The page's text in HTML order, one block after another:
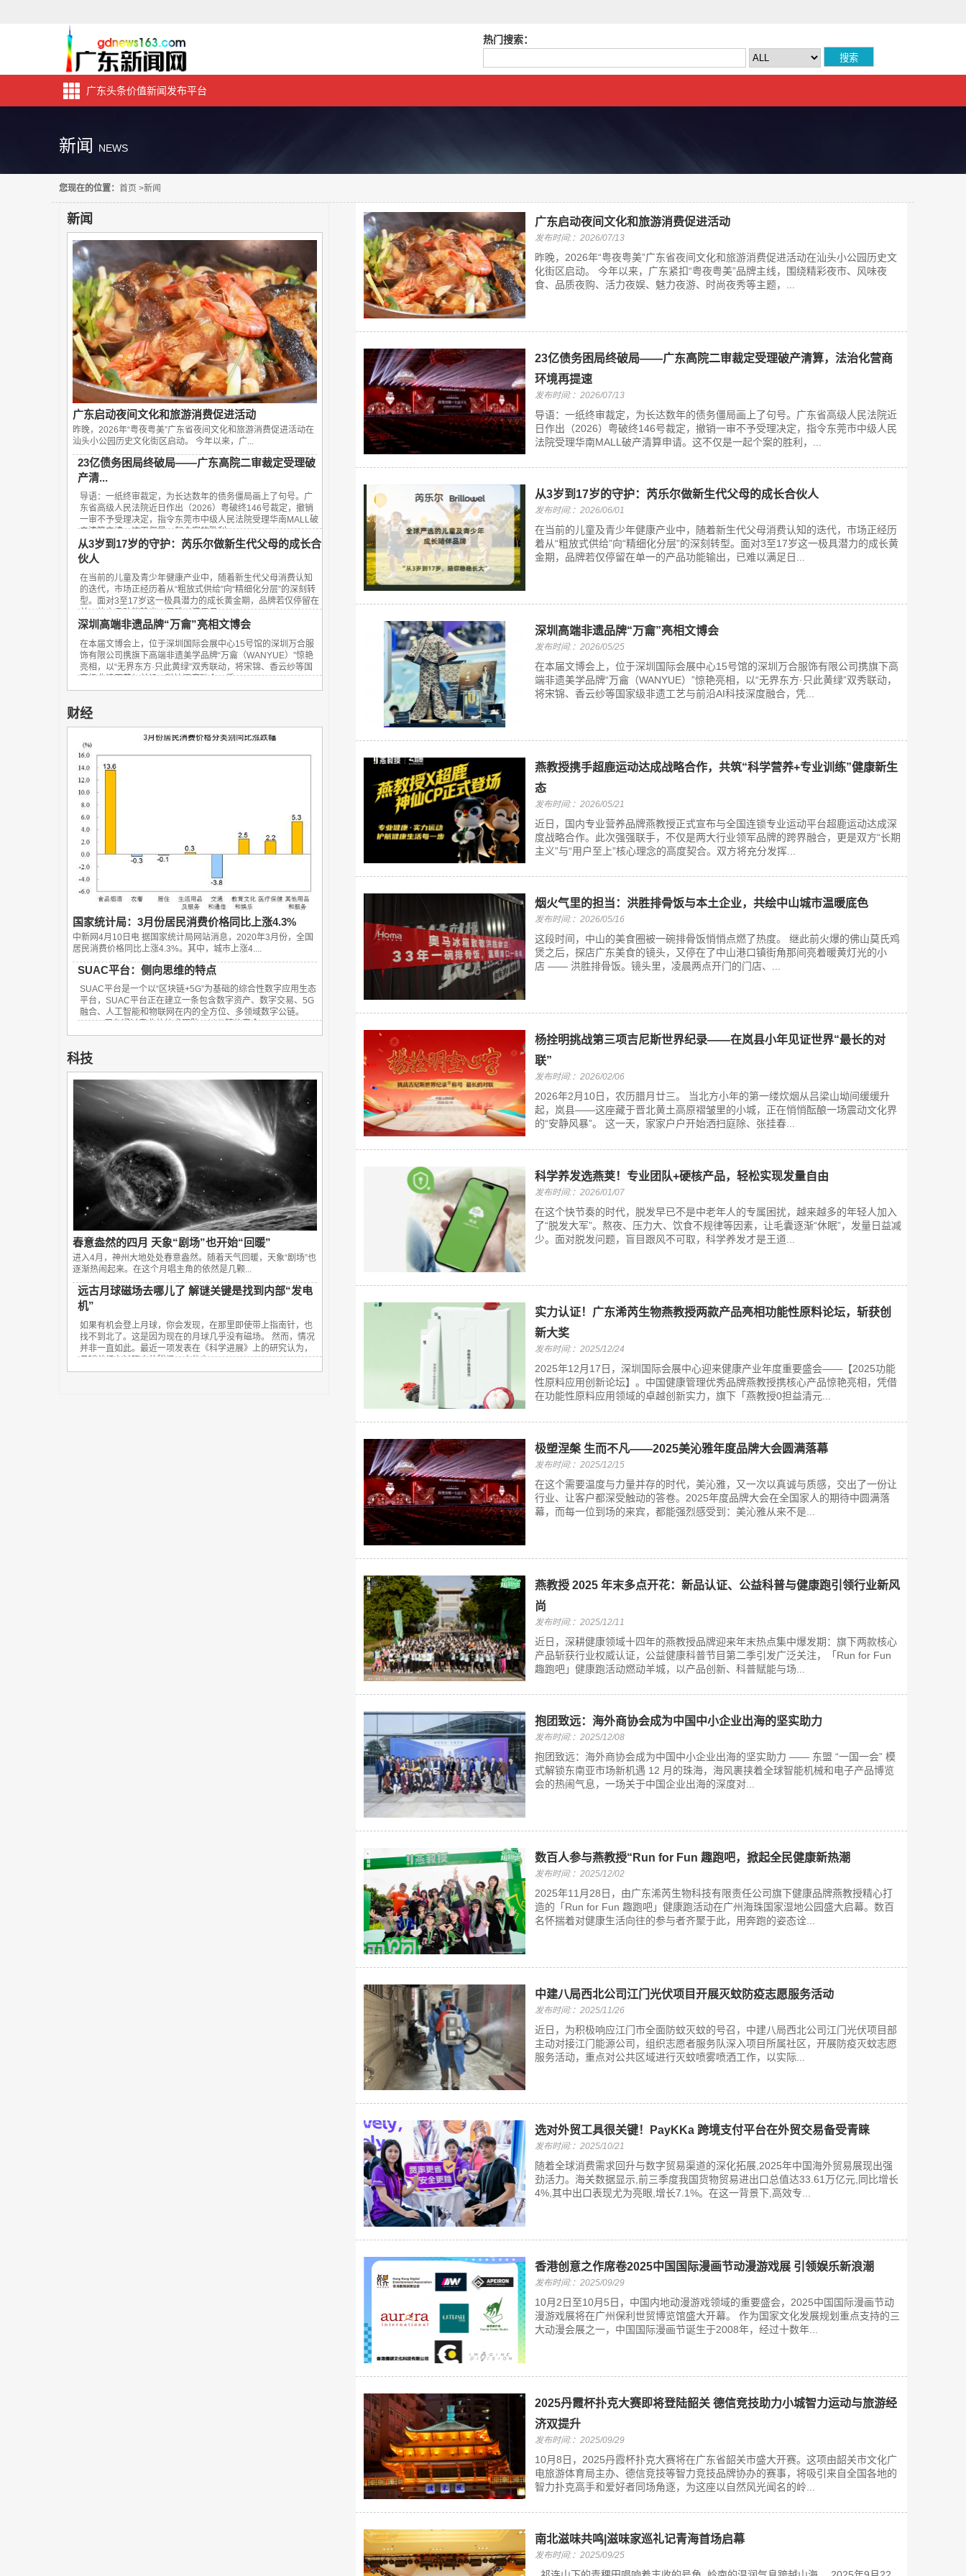
热门搜索：
广东头条价值新闻发布平台
新闻 NEWS
您现在的位置： 首页 >新闻
新闻
广东启动夜间文化和旅游消费促进活动
昨晚，2026年“粤夜粤美”广东省夜间文化和旅游消费促进活动在
汕头小公园历史文化街区启动。 今年以来，广...
23亿债务困局终破局——广东高院二审裁定受理破
产清...
导语：一纸终审裁定，为长达数年的债务僵局画上了句号。广
东省高级人民法院近日作出（2026）粤破终146号裁定，撤销
一审不予受理决定，指令东莞市中级人民法院受理华南MALL破
产清算申请。这不仅是一起个案的胜利，...
从3岁到17岁的守护：芮乐尔做新生代父母的成长合
伙人
在当前的儿童及青少年健康产业中，随着新生代父母消费认知
的迭代，市场正经历着从“粗放式供给”向“精细化分层”的深刻转
型。面对3至17岁这一极具潜力的成长黄金期，品牌若仅停留在
单一的产品功能输出，已难以满足日...
深圳高端非遗品牌“万龠”亮相文博会
在本届文博会上，位于深圳国际会展中心15号馆的深圳万合服
饰有限公司携旗下高端非遗美学品牌“万龠（WANYUE）”惊艳
亮相，以“无界东方·只此黄绿”双秀联动，将宋锦、香云纱等国
家级非遗工艺与前沿AI科技深度融合，凭...
财经
国家统计局：3月份居民消费价格同比上涨4.3%
中新网4月10日电 据国家统计局网站消息，2020年3月份，全国
居民消费价格同比上涨4.3%。其中，城市上涨4....
SUAC平台：侧向思维的特点
SUAC平台是一个以“区块链+5G”为基础的综合性数字应用生态
平台，SUAC平台正在建立一条包含数字资产、数字交易、5G
融合、人工智能和物联网在内的全方位、多领域数字公链。
SUAC平台通过专业的技术团队，以公链的安全...
科技
春意盎然的四月 天象“剧场”也开始“回暖”
进入4月，神州大地处处春意盎然。随着天气回暖，天象“剧场”也
逐渐热闹起来。在这个月唱主角的依然是几颗...
远古月球磁场去哪儿了 解谜关键是找到内部“发电
机”
如果有机会登上月球，你会发现，在那里即使带上指南针，也
找不到北了。这是因为现在的月球几乎没有磁场。 然而，情况
并非一直如此。最近一项发表在《科学进展》上的研究认为，
月球曾经有过强大的磁场，大约在...
广东启动夜间文化和旅游消费促进活动
发布时间:：2026/07/13
昨晚，2026年“粤夜粤美”广东省夜间文化和旅游消费促进活动在汕头小公园历史文
化街区启动。 今年以来，广东紧扣“粤夜粤美”品牌主线，围绕精彩夜市、风味夜
食、品质夜购、活力夜娱、魅力夜游、时尚夜秀等主题，...
23亿债务困局终破局——广东高院二审裁定受理破产清算，法治化营商
环境再提速
发布时间:：2026/07/13
导语：一纸终审裁定，为长达数年的债务僵局画上了句号。广东省高级人民法院近
日作出（2026）粤破终146号裁定，撤销一审不予受理决定，指令东莞市中级人民
法院受理华南MALL破产清算申请。这不仅是一起个案的胜利，...
从3岁到17岁的守护：芮乐尔做新生代父母的成长合伙人
发布时间:：2026/06/01
在当前的儿童及青少年健康产业中，随着新生代父母消费认知的迭代，市场正经历
着从“粗放式供给”向“精细化分层”的深刻转型。面对3至17岁这一极具潜力的成长黄
金期，品牌若仅停留在单一的产品功能输出，已难以满足日...
深圳高端非遗品牌“万龠”亮相文博会
发布时间:：2026/05/25
在本届文博会上，位于深圳国际会展中心15号馆的深圳万合服饰有限公司携旗下高
端非遗美学品牌“万龠（WANYUE）”惊艳亮相，以“无界东方·只此黄绿”双秀联动，
将宋锦、香云纱等国家级非遗工艺与前沿AI科技深度融合，凭...
燕教授携手超鹿运动达成战略合作，共筑“科学营养+专业训练”健康新生
态
发布时间:：2026/05/21
近日，国内专业营养品牌燕教授正式宣布与全国连锁专业运动平台超鹿运动达成深
度战略合作。此次强强联手，不仅是两大行业领军品牌的跨界融合，更是双方“长期
主义”与“用户至上”核心理念的高度契合。双方将充分发挥...
烟火气里的担当：洪胜排骨饭与本土企业，共绘中山城市温暖底色
发布时间:：2026/05/16
这段时间，中山的美食圈被一碗排骨饭悄悄点燃了热度。 继此前火爆的佛山莫氏鸡
煲之后，探店广东美食的镜头，又停在了中山港口镇街角那间亮着暖黄灯光的小
店 —— 洪胜排骨饭。镜头里，凌晨两点开门的门店、...
杨拴明挑战第三项吉尼斯世界纪录——在岚县小年见证世界“最长的对
联”
发布时间:：2026/02/06
2026年2月10日，农历腊月廿三。 当北方小年的第一缕炊烟从吕梁山坳间缓缓升
起，岚县——这座藏于晋北黄土高原褶皱里的小城，正在悄悄酝酿一场震动文化界
的“安静风暴”。 这一天，家家户户开始洒扫庭除、张挂春...
科学养发选燕荚！专业团队+硬核产品，轻松实现发量自由
发布时间:：2026/01/07
在这个快节奏的时代，脱发早已不是中老年人的专属困扰，越来越多的年轻人加入
了“脱发大军”。熬夜、压力大、饮食不规律等因素，让毛囊逐渐“休眠”，发量日益减
少。面对脱发问题，盲目跟风不可取，科学养发才是王道...
实力认证！广东浠芮生物燕教授两款产品亮相功能性原料论坛，斩获创
新大奖
发布时间:：2025/12/24
2025年12月17日，深圳国际会展中心迎来健康产业年度重要盛会——【2025功能
性原料应用创新论坛】。中国健康管理优秀品牌燕教授携核心产品惊艳亮相，凭借
在功能性原料应用领域的卓越创新实力，旗下「燕教授0担益清元...
极塑涅槃 生而不凡——2025美沁雅年度品牌大会圆满落幕
发布时间:：2025/12/15
在这个需要温度与力量并存的时代，美沁雅，又一次以真诚与质感，交出了一份让
行业、让客户都深受触动的答卷。2025年度品牌大会在全国家人的期待中圆满落
幕，而每一位到场的来宾，都能强烈感受到：美沁雅从来不是...
燕教授 2025 年末多点开花：新品认证、公益科普与健康跑引领行业新风
尚
发布时间:：2025/12/11
近日，深耕健康领域十四年的燕教授品牌迎来年末热点集中爆发期：旗下两款核心
产品斩获行业权威认证，公益健康科普节目第二季引发广泛关注，「Run for Fun
趣跑吧」健康跑活动燃动羊城，以产品创新、科普赋能与场...
抱团致远：海外商协会成为中国中小企业出海的坚实助力
发布时间:：2025/12/08
抱团致远：海外商协会成为中国中小企业出海的坚实助力 —— 东盟 “一国一会” 模
式解锁东南亚市场新机遇 12 月的珠海，海风裹挟着全球智能机械和电子产品博览
会的热闹气息，一场关于中国企业出海的深度对...
数百人参与燕教授“Run for Fun 趣跑吧，掀起全民健康新热潮
发布时间:：2025/12/02
2025年11月28日，由广东浠芮生物科技有限责任公司旗下健康品牌燕教授精心打
造的「Run for Fun 趣跑吧」健康跑活动在广州海珠国家湿地公园盛大启幕。数百
名怀揣着对健康生活向往的参与者齐聚于此，用奔跑的姿态诠...
中建八局西北公司江门光伏项目开展灭蚊防疫志愿服务活动
发布时间:：2025/11/26
近日，为积极响应江门市全面防蚊灭蚊的号召，中建八局西北公司江门光伏项目部
主动对接江门能源公司，组织志愿者服务队深入项目所属社区，开展防疫灭蚊志愿
服务活动，重点对公共区域进行灭蚊喷雾喷洒工作，以实际...
选对外贸工具很关键！PayKKa 跨境支付平台在外贸交易备受青睐
发布时间:：2025/10/21
随着全球消费需求回升与数字贸易渠道的深化拓展,2025年中国海外贸易展现出强
劲活力。海关数据显示,前三季度我国货物贸易进出口总值达33.61万亿元,同比增长
4%,其中出口表现尤为亮眼,增长7.1%。在这一背景下,高效专...
香港创意之作席卷2025中国国际漫画节动漫游戏展 引领娱乐新浪潮
发布时间:：2025/09/29
10月2日至10月5日，中国内地动漫游戏领域的重要盛会，2025中国国际漫画节动
漫游戏展将在广州保利世贸博览馆盛大开幕。 作为国家文化发展规划重点支持的三
大动漫会展之一，中国国际漫画节诞生于2008年，经过十数年...
2025丹霞杯扑克大赛即将登陆韶关 德信竞技助力小城智力运动与旅游经
济双提升
发布时间:：2025/09/29
10月8日，2025丹霞杯扑克大赛将在广东省韶关市盛大开赛。这项由韶关市文化广
电旅游体育局主办、德信竞技等智力竞技品牌协办的赛事，将吸引来自全国各地的
智力扑克高手和爱好者同场角逐，为这座以自然风光闻名的岭...
南北滋味共鸣|滋味家巡礼记青海首场启幕
发布时间:：2025/09/25